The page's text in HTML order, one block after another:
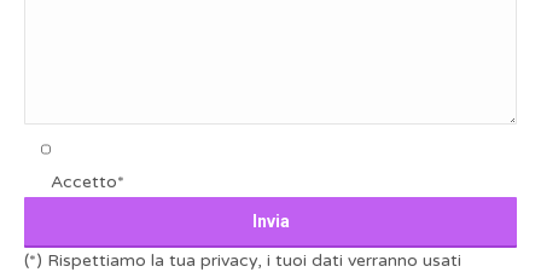
Accetto*
(*) Rispettiamo la tua privacy, i tuoi dati verranno usati